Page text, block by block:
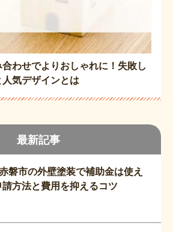
最新記事
磐市の外壁塗装で補助金は使え
方法と費用を抑えるコツ
わせでよりおしゃれに！失敗し
気デザインとは